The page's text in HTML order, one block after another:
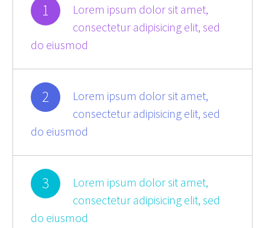
1
Lorem ipsum dolor sit amet,
consectetur adipisicing elit, sed
do eiusmod
2
Lorem ipsum dolor sit amet,
consectetur adipisicing elit, sed
do eiusmod
3
Lorem ipsum dolor sit amet,
consectetur adipisicing elit, sed
do eiusmod